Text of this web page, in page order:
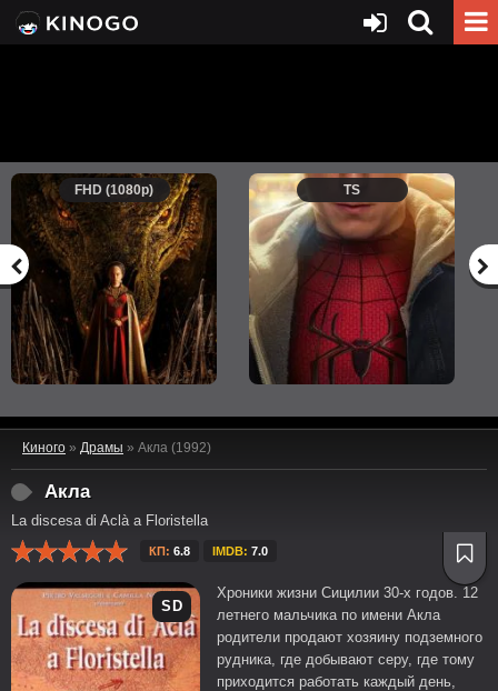
FHD (1080p) TS
Киного » Драмы » Акла (1992)
Акла
La discesa di Aclà a Floristella
КП: 6.8 IMDB: 7.0
SD
Хроники жизни Сицилии 30-х годов. 12
летнего мальчика по имени Акла
родители продают хозяину подземного
рудника, где добывают серу, где тому
приходится работать каждый день,